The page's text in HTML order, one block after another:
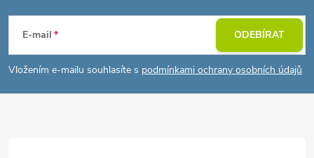
p
a
E-mail
Vložením e-mailu souhlasíte s podmínkami ochrany osobních údajů
ODEBÍRAT